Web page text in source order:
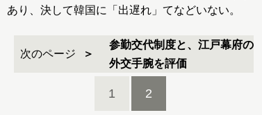
あり、決して韓国に「出遅れ」てなどいない。
次のページ
参勤交代制度と、江戸幕府の
外交手腕を評価
1 2